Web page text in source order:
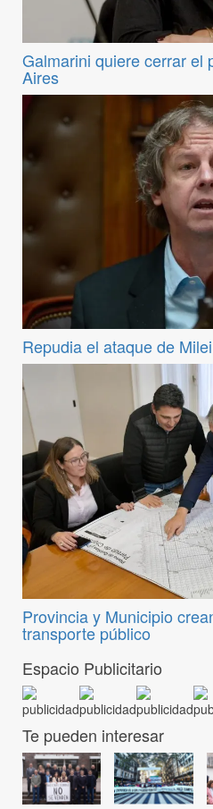
Galmarini quiere cerrar el
Aires
Repudia el ataque de
Provincia y Municipio
transporte público
Espacio Publicitario
Te pueden interesar